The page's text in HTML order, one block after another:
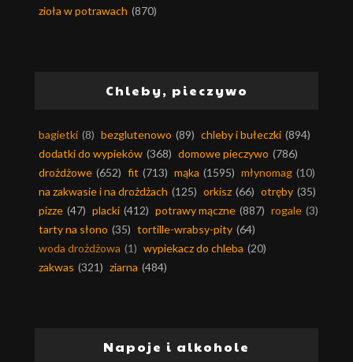
zioła w potrawach (870)
Chleby, pieczywo
bagietki (8) bezglutenowo (89) chleby i bułeczki (894)
dodatki do wypieków (368) domowe pieczywo (786)
drożdżowe (652) fit (713) mąka (1595) młynomag (10)
na zakwasie i na drożdżach (125) orkisz (66) otręby (35)
pizze (47) placki (412) potrawy mączne (887) rogale (3)
tarty na słono (35) tortille-wrabsy-pity (64)
woda drożdżowa (1) wypiekacz do chleba (20)
zakwas (321) ziarna (484)
Napoje i alkohole